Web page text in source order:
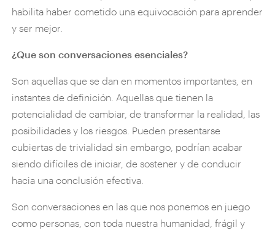
habilita haber cometido una equivocación para aprender
y ser mejor.
¿Que son conversaciones esenciales?
Son aquellas que se dan en momentos importantes, en
instantes de definición. Aquellas que tienen la
potencialidad de cambiar, de transformar la realidad, las
posibilidades y los riesgos. Pueden presentarse
cubiertas de trivialidad sin embargo, podrían acabar
siendo difíciles de iniciar, de sostener y de conducir
hacia una conclusión efectiva.
Son conversaciones en las que nos ponemos en juego
como personas, con toda nuestra humanidad, frágil y